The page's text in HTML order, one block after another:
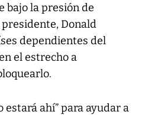
bajo la presión de
Donald
dependientes del
el estrecho a
estará ahí” para ayudar a